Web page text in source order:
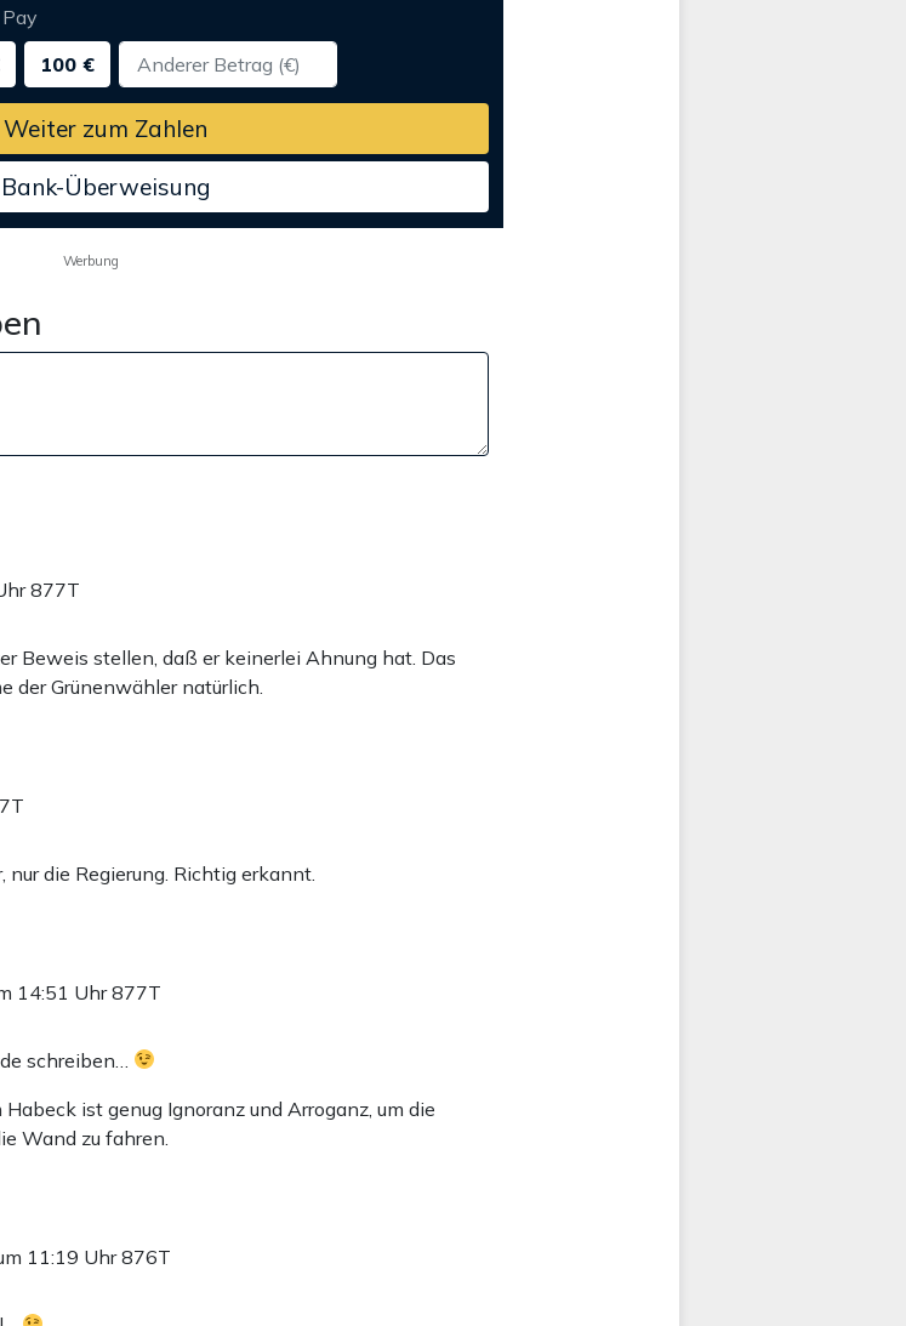
Pay
100 €
Weiter zum Zahlen
Überweisung
Werbung
877T
Beweis stellen, daß er keinerlei Ahnung hat. Das
der Grünenwähler natürlich.
die Regierung. Richtig erkannt.
14:51 Uhr877T
schreiben…
ist genug Ignoranz und Arroganz, um die
Wand zu fahren.
11:19 Uhr876T